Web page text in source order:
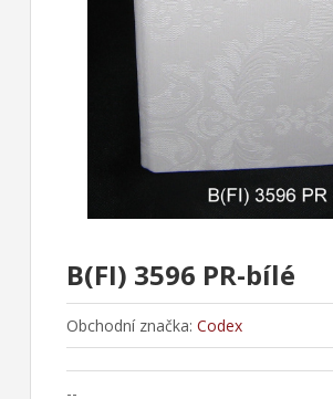
B(FI) 3596 PR-bílé
Obchodní značka: Codex
--